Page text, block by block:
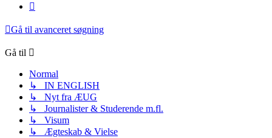
Gå til avanceret søgning
Gå til
Normal
↳ IN ENGLISH
↳ Nyt fra ÆUG
↳ Journalister & Studerende m.fl.
↳ Visum
↳ Ægteskab & Vielse